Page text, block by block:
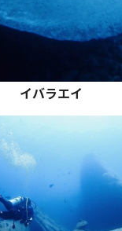
イバラエイ